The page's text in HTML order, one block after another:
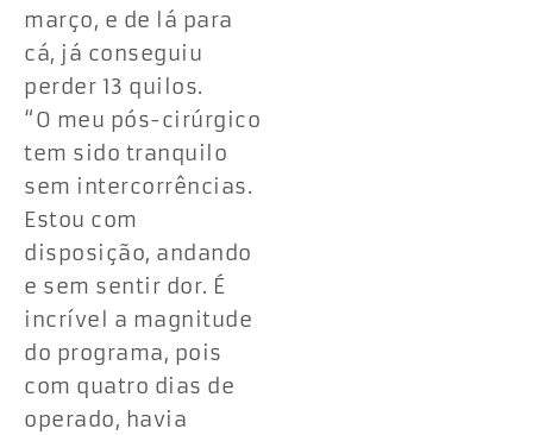
março, e de lá para
cá, já conseguiu
perder 13 quilos.
“O meu pós-cirúrgico
tem sido tranquilo
sem intercorrências.
Estou com
disposição, andando
e sem sentir dor. É
incrível a magnitude
do programa, pois
com quatro dias de
operado, havia